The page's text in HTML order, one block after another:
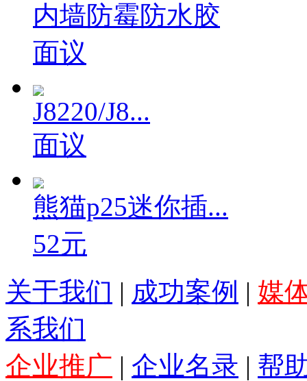
内墙防霉防水胶
面议
J8220/J8...
面议
熊猫p25迷你插...
52元
关于我们 | 成功案例 | 媒
系我们
企业推广 | 企业名录 | 帮